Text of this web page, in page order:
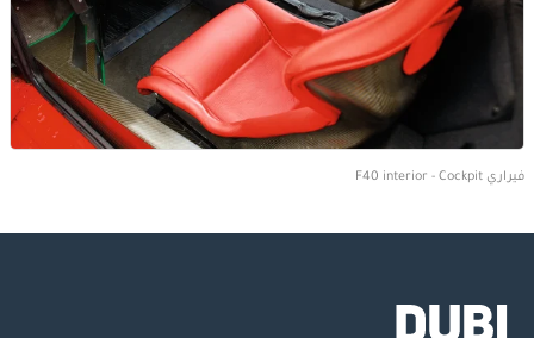
فيراري F40 interior - Cockpit